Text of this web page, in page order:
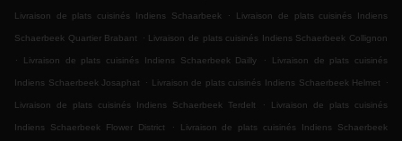
Livraison de plats cuisinés Indiens Schaarbeek . Livraison de plats cuisinés Indiens
Schaerbeek Quartier Brabant . Livraison de plats cuisinés Indiens Schaerbeek Collignon
.
Livraison de plats cuisinés Indiens Schaerbeek Dailly . Livraison de plats cuisinés
Indiens Schaerbeek Josaphat . Livraison de plats cuisinés Indiens Schaerbeek Helmet .
Livraison de plats cuisinés Indiens Schaerbeek Terdelt . Livraison de plats cuisinés
Indiens Schaerbeek Flower District . Livraison de plats cuisinés Indiens Schaerbeek